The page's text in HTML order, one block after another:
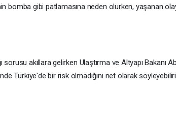
bomba gibi patlamasına neden olurken, yaşanan
akıllara gelirken Ulaştırma ve Altyapı Bakanı
Türkiye'de bir risk olmadığını net olarak